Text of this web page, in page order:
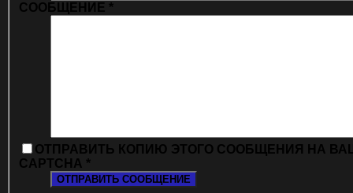
СООБЩЕНИЕ *
ОТПРАВИТЬ КОПИЮ ЭТОГО СООБЩЕНИЯ НА
CAPTCHA *
ОТПРАВИТЬ СООБЩЕНИЕ